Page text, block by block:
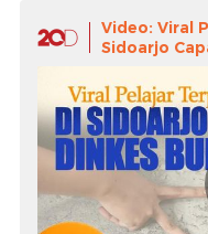
Video: Viral
Sidoarjo